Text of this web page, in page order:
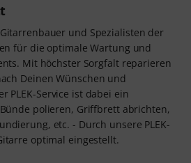
und Spezialisten der
für die optimale Wartung und
Mit höchster Sorgfalt reparieren
Deinen Wünschen und
PLEK-Service ist dabei ein
polieren, Griffbrett abrichten,
etc. - Durch unsere PLEK-
optimal eingestellt.